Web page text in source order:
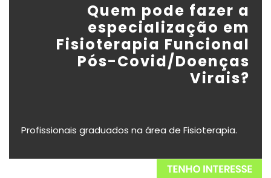
Quem pode fazer a
especialização em
Fisioterapia Funcional
Pós-Covid/Doenças
Virais?
Profissionais graduados na área de Fisioterapia.